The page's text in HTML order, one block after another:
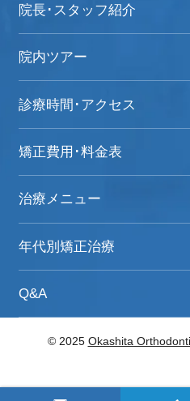
院長･スタッフ紹介
院内ツアー
診療時間･アクセス
矯正費用･料金表
治療メニュー
治療メニュー
歯列矯正治療の流れ
子どもの矯正
大人の矯正
年代別矯正治療
Q&A
© 2025 Okashita